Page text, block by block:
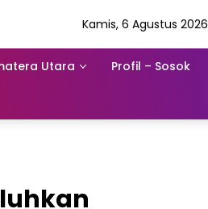
Kamis, 6 Agustus 2026
Utara Profil – Sosok